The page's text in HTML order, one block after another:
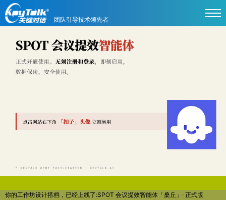
团队引导技术领先者
你的工作坊设计搭档，已经上线了:SPOT 会议提效智能体「桑丘」· 正式版